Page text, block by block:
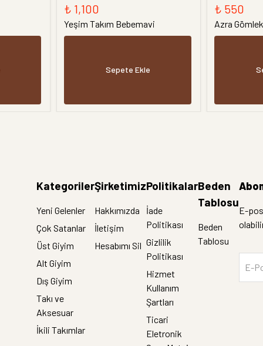
₺ 1,100
Yeşim Takım Bebemavi
Sepete Ekle
₺ 550
Azra
Kategoriler
Yeni Gelenler
Çok Satanlar
Üst Giyim
Alt Giyim
Dış Giyim
Takı ve
Aksesuar
İkili Takımlar
Şirketimiz
Hakkımızda
İletişim
Hesabımı Sil
Politikalar
İade
Politikası
Gizlilik
Politikası
Hizmet
Kullanım
Şartları
Ticari
Eletronik
Beden
Tablosu
Beden
Tablosu
E-
E-